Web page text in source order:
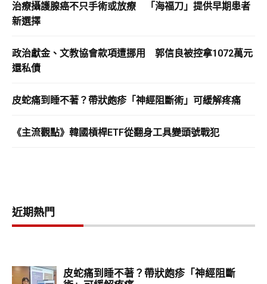
治療攝護腺癌不只手術或放療 「海福刀」提供早期患者
新選擇
政治獻金、文教協會款項遭挪用 郭信良被控拿1072萬元
還私債
皮蛇痛到睡不著？帶狀皰疹「神經阻斷術」可緩解疼痛
《主流觀點》韓國槓桿ETF從翻身工具變頭號戰犯
近期熱門